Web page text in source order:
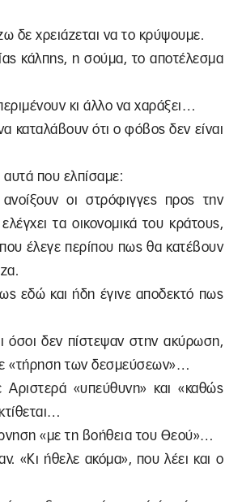
δε χρειάζεται να το κρύψουμε.
κάλπης, η σούμα, το αποτέλεσμα
κι άλλο να χαράξει…
καταλάβουν ότι ο φόβος δεν είναι
που ελπίσαμε:
οι στρόφιγγες προς την
τα οικονομικά του κράτους,
έλεγε περίπου πως θα κατέβουν
εδώ και ήδη έγινε αποδεκτό πως
όσοι δεν πίστεψαν στην ακύρωση,
«τήρηση των δεσμεύσεων»…
«υπεύθυνη» και «καθώς
«με τη βοήθεια του Θεού»…
«Κι ήθελε ακόμα», που λέει και ο